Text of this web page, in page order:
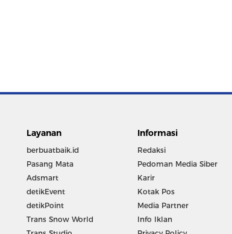
Layanan
berbuatbaik.id
Pasang Mata
Adsmart
detikEvent
detikPoint
Trans Snow World
Informasi
Redaksi
Pedoman Media Siber
Karir
Kotak Pos
Media Partner
Info Iklan